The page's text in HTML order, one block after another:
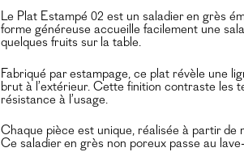
Le Plat Estampé 02 est un saladier en grès
forme généreuse accueille facilement une
quelques fruits sur la table.
Fabriqué par estampage, ce plat révèle une
brut à l’extérieur. Cette finition contraste les
résistance à l’usage.
Chaque pièce est unique, réalisée à partir de
Ce saladier en grès non poreux passe au